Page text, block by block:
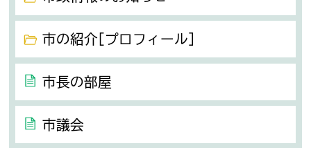
市の紹介[プロフィール]
市長の部屋
市議会